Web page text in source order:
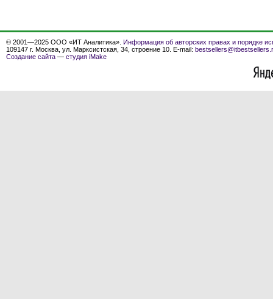
© 2001—2025 ООО «ИТ Аналитика». Информация об авторских правах и порядке
109147 г. Москва, ул. Марксистская, 34, строение 10. E-mail:
Создание сайта — студия iMake